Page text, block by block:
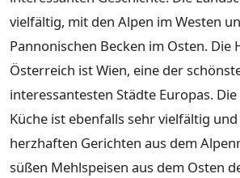
vielfältig, mit den Alpen im Westen
Pannonischen Becken im Osten. Die
Österreich ist Wien, eine der
interessantesten Städte Europas.
Küche ist ebenfalls sehr vielfältig
herzhaften Gerichten aus dem
süßen Mehlspeisen aus dem Osten